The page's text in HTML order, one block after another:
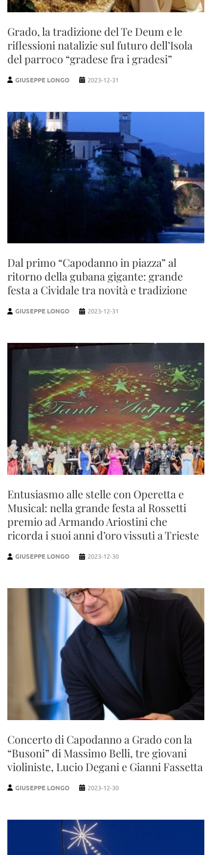
Grado, la tradizione del Te Deum e le
riflessioni natalizie sul futuro dell’Isola
del parroco “gradese fra i gradesi”
GIUSEPPE LONGO 2023-12-31
Dal primo “Capodanno in piazza” al
ritorno della gubana gigante: grande
festa a Cividale tra novità e tradizione
GIUSEPPE LONGO 2023-12-31
Entusiasmo alle stelle con Operetta e
Musical: nella grande festa al Rossetti
premio ad Armando Ariostini che
ricorda i suoi anni d’oro vissuti a Trieste
GIUSEPPE LONGO 2023-12-30
Concerto di Capodanno a Grado con la
“Busoni” di Massimo Belli, tre giovani
violiniste, Lucio Degani e Gianni Fassetta
GIUSEPPE LONGO 2023-12-30